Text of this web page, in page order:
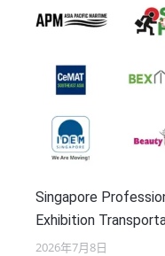
Singapore
Exhibition
2026年7月8日